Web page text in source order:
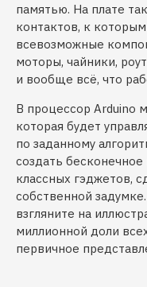
памятью. На плате
контактов, к
всевозможные
моторы, чайники,
и вообще всё, что
В процессор Arduino
которая будет
по заданному
создать
классных гэджетов,
собственной
взгляните на
миллионной доли
первичное